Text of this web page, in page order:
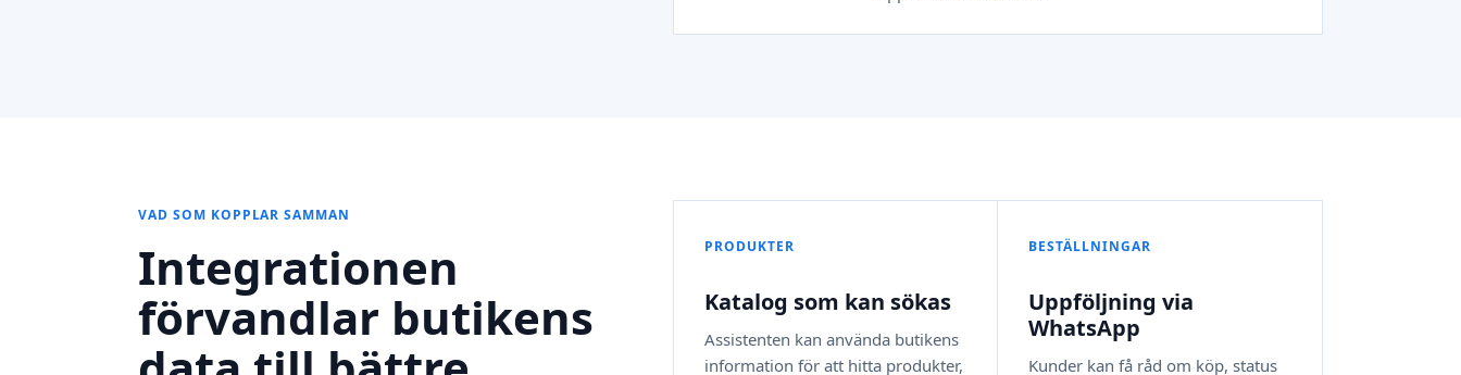
VAD SOM KOPPLAR SAMMAN
Integrationen
förvandlar butikens
PRODUKTER
Katalog som kan sökas
Assistenten kan använda butikens
information för att hitta produkter,
BESTÄLLNINGAR
Uppföljning via
WhatsApp
Kunder kan få råd om köp, status